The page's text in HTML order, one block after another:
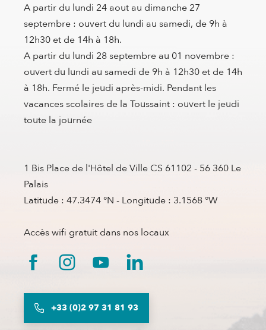
A partir du lundi 24 aout au dimanche 27
septembre : ouvert du lundi au samedi, de 9h à
12h30 et de 14h à 18h.
A partir du lundi 28 septembre au 01 novembre :
ouvert du lundi au samedi de 9h à 12h30 et de 14h
à 18h. Fermé le jeudi après-midi. Pendant les
vacances scolaires de la Toussaint : ouvert le jeudi
toute la journée
1 Bis Place de l'Hôtel de Ville CS 61102 - 56 360 Le
Palais
Latitude : 47.3474 °N - Longitude : 3.1568 °W
Accès wifi gratuit dans nos locaux
+33 (0)2 97 31 81 93